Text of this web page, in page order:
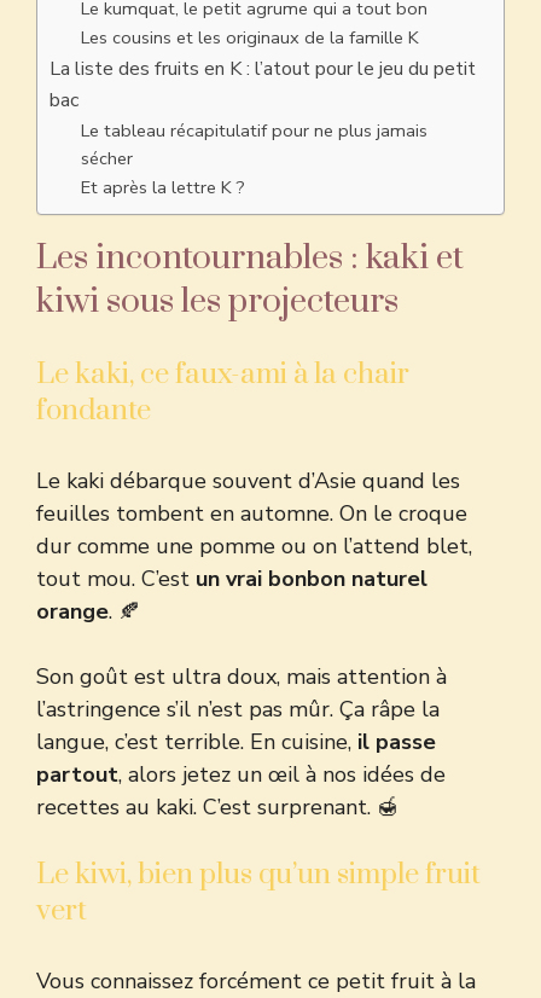
Le kumquat, le petit agrume qui a tout bon
Les cousins et les originaux de la famille K
La liste des fruits en K : l’atout pour le jeu du petit
bac
Le tableau récapitulatif pour ne plus jamais
sécher
Et après la lettre K ?
Les incontournables : kaki et
kiwi sous les projecteurs
Le kaki, ce faux-ami à la chair
fondante
Le kaki débarque souvent d’Asie quand les
feuilles tombent en automne. On le croque
dur comme une pomme ou on l’attend blet,
tout mou. C’est un vrai bonbon naturel
orange. 🍂
Son goût est ultra doux, mais attention à
l’astringence s’il n’est pas mûr. Ça râpe la
langue, c’est terrible. En cuisine, il passe
partout, alors jetez un œil à nos idées de
recettes au kaki. C’est surprenant. 🍯
Le kiwi, bien plus qu’un simple fruit
vert
Vous connaissez forcément ce petit fruit à la